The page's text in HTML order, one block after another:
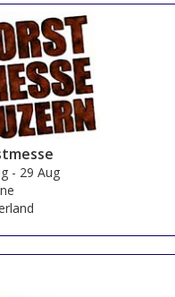
- 29 Aug